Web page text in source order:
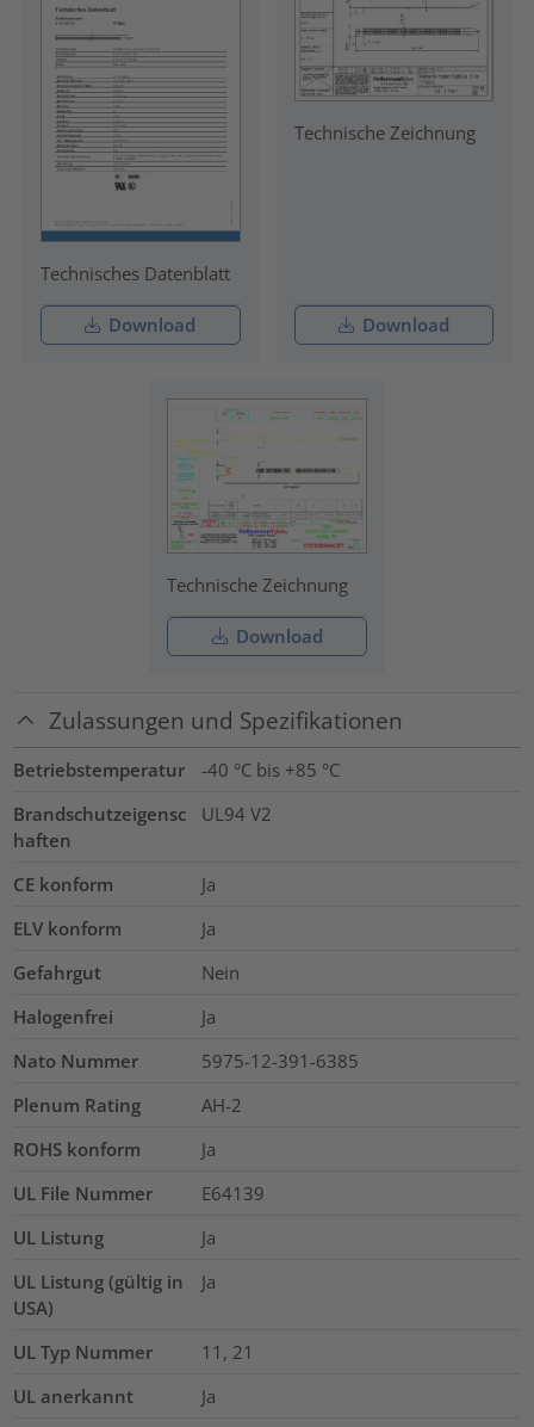
Technisches Datenblatt
Download
Technische Zeichnung
Download
Technische Zeichnung
Download
Zulassungen und Spezifikationen
Betriebstemperatur
-40 °C bis +85 °C
Brandschutzeigensc
haften
UL94 V2
CE konform
Ja
ELV konform
Ja
Gefahrgut
Nein
Halogenfrei
Ja
Nato Nummer
5975-12-391-6385
Plenum Rating
AH-2
ROHS konform
Ja
UL File Nummer
E64139
UL Listung
Ja
UL Listung (gültig in
USA)
Ja
UL Typ Nummer
11, 21
UL anerkannt
Ja